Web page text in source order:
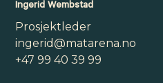
Ingerid Wembstad
Prosjektleder
ingerid@matarena.no
+47 99 40 39 99